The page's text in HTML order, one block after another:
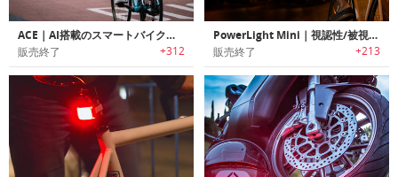
ACE｜AI搭載のスマートバイクライト「エース」
販売終了 +312
PowerLight Mini｜視認性/被視認性を高めるバイク用USB充電式ライト「パワーライトミニ」
販売終了 +213